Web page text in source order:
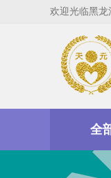
欢迎光临黑
全